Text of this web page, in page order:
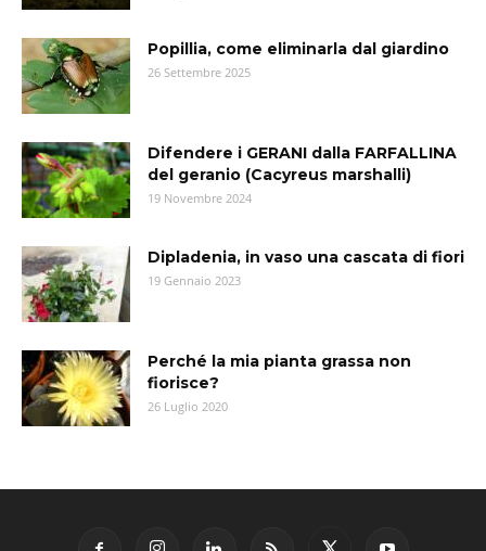
Popillia, come eliminarla dal giardino
26 Settembre 2025
Difendere i GERANI dalla FARFALLINA
del geranio (Cacyreus marshalli)
19 Novembre 2024
Dipladenia, in vaso una cascata di fiori
19 Gennaio 2023
Perché la mia pianta grassa non
fiorisce?
26 Luglio 2020